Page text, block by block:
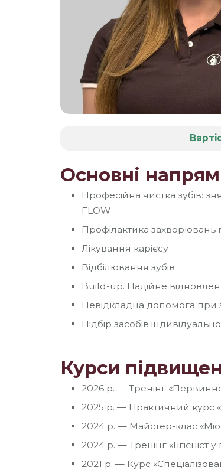
Основні
Професійна чистка зубів:
FLOW
Профілактика
Лікування карієсу
Відбілювання зубів
Build-up. Надійне
Невідкладна допомога при
Підбір засобів
Курси
2026 р. — Тренінг
2025 р. — Практичний курс
2024 р. — Майстер-клас
2024 р. — Тренінг «Гігієніст у
2021 р. — Курс